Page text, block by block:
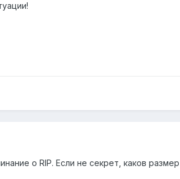
о RIP. Если не секрет, каков